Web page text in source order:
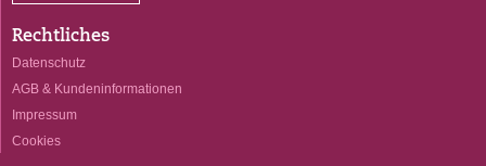
Rechtliches
Datenschutz
AGB & Kundeninformationen
Impressum
Cookies